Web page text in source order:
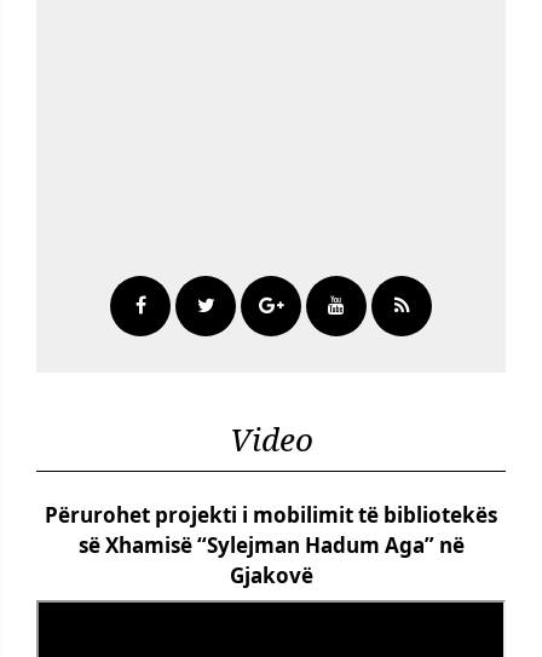
Video
Përurohet projekti i mobilimit të bibliotekës
së Xhamisë “Sylejman Hadum Aga” në
Gjakovë